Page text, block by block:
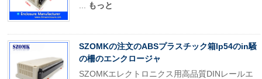
もっと
SZOMKの注文のABSプラスチック箱Ip54のin騒
の柵のエンクロージャ
SZOMKエレクトロニクス用高品質DINレールエ